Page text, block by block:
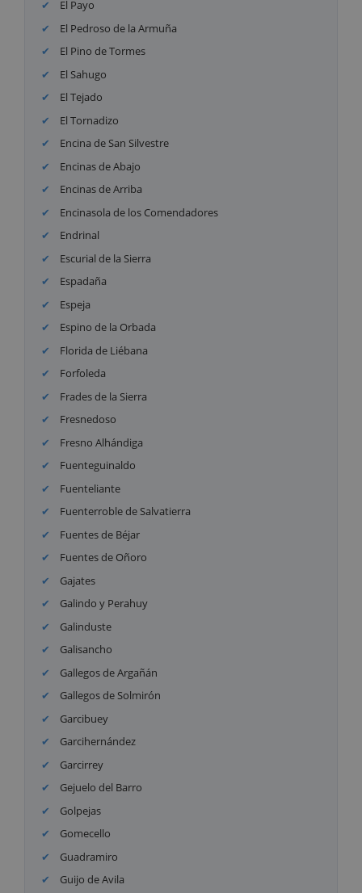
El Payo
El Pedroso de la Armuña
El Pino de Tormes
El Sahugo
El Tejado
El Tornadizo
Encina de San Silvestre
Encinas de Abajo
Encinas de Arriba
Encinasola de los Comendadores
Endrinal
Escurial de la Sierra
Espadaña
Espeja
Espino de la Orbada
Florida de Liébana
Forfoleda
Frades de la Sierra
Fresnedoso
Fresno Alhándiga
Fuenteguinaldo
Fuenteliante
Fuenterroble de Salvatierra
Fuentes de Béjar
Fuentes de Oñoro
Gajates
Galindo y Perahuy
Galinduste
Galisancho
Gallegos de Argañán
Gallegos de Solmirón
Garcibuey
Garcihernández
Garcirrey
Gejuelo del Barro
Golpejas
Gomecello
Guadramiro
Guijo de Avila